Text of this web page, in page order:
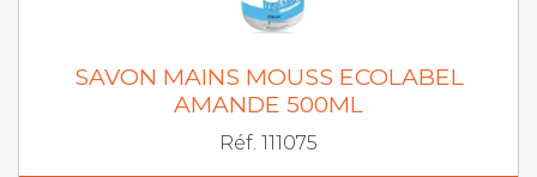
SAVON MAINS MOUSS ECOLABEL
AMANDE 500ML
Réf. 111075